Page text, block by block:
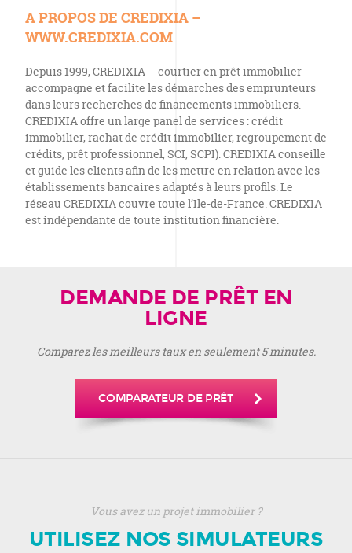
A PROPOS DE CREDIXIA –
WWW.CREDIXIA.COM
Depuis 1999, CREDIXIA – courtier en prêt immobilier –
accompagne et facilite les démarches des emprunteurs
dans leurs recherches de financements immobiliers.
CREDIXIA offre un large panel de services : crédit
immobilier, rachat de crédit immobilier, regroupement de
crédits, prêt professionnel, SCI, SCPI). CREDIXIA conseille
et guide les clients afin de les mettre en relation avec les
établissements bancaires adaptés à leurs profils. Le
réseau CREDIXIA couvre toute l’Ile-de-France. CREDIXIA
est indépendante de toute institution financière.
DEMANDE DE PRÊT EN
LIGNE
Comparez les meilleurs taux en seulement 5 minutes.
COMPARATEUR DE PRÊT
Vous avez un projet immobilier ?
UTILISEZ NOS SIMULATEURS